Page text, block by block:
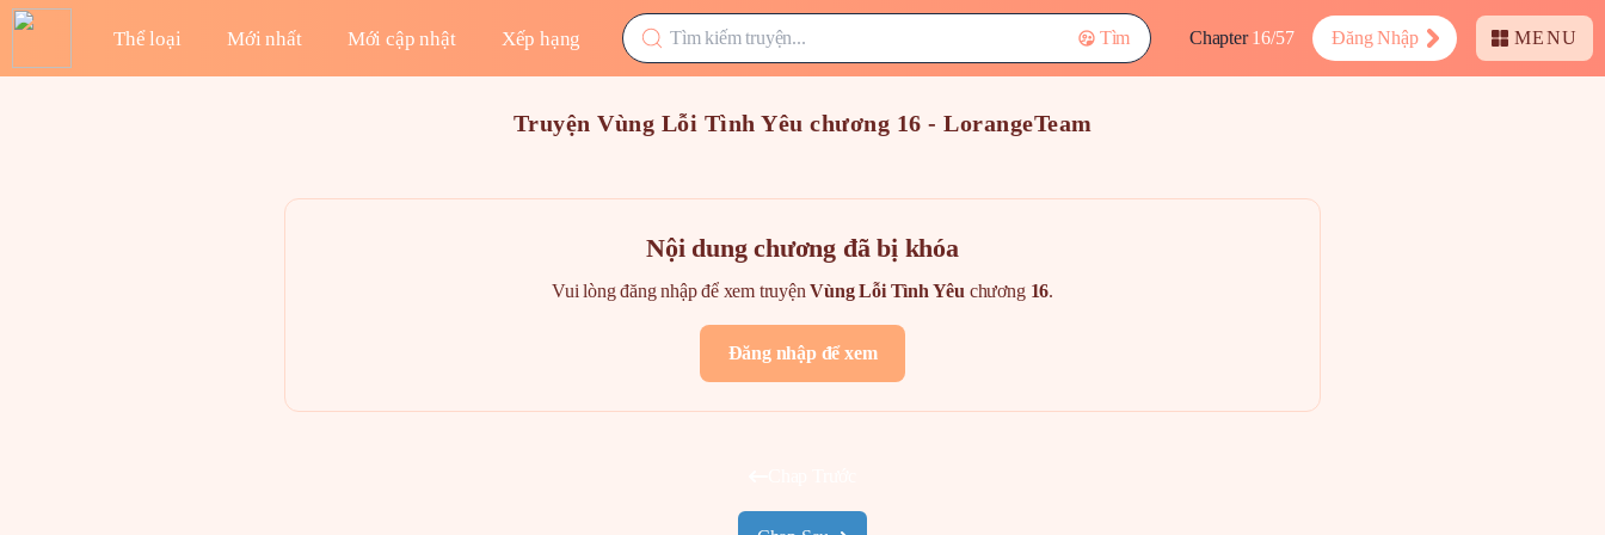
Thể loại Mới nhất Mới cập nhật Xếp hạng Tìm Chapter 16/57 Đăng Nhập MENU
Truyện Vùng Lỗi Tình Yêu chương 16 - LorangeTeam
Nội dung chương đã bị khóa
Vui lòng đăng nhập để xem truyệnVùng Lỗi Tình Yêu chương 16.
Đăng nhập để xem